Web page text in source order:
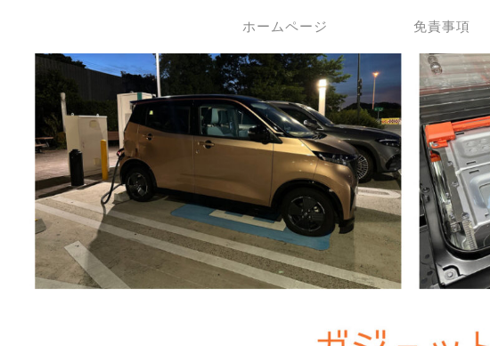
ホームページ 免責事項